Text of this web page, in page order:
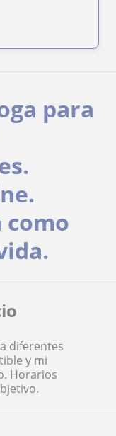
para
como
diferentes
y mi
Horarios